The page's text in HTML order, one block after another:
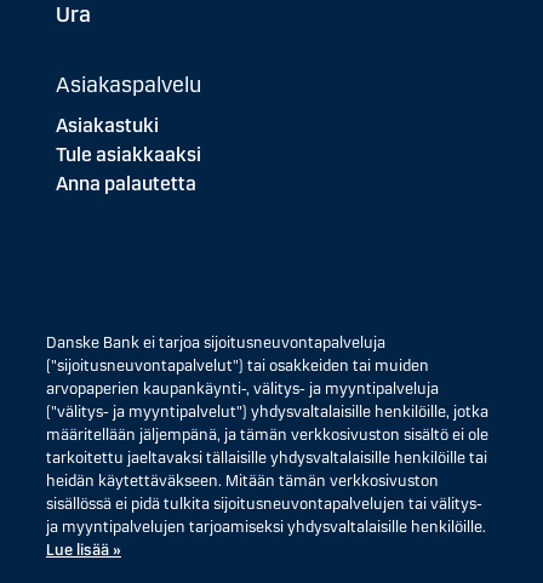
Ura
Asiakaspalvelu
Asiakastuki
Tule asiakkaaksi
Anna palautetta
Danske Bank ei tarjoa sijoitusneuvontapalveluja
("sijoitusneuvontapalvelut") tai osakkeiden tai muiden
arvopaperien kaupankäynti-, välitys- ja myyntipalveluja
("välitys- ja myyntipalvelut") yhdysvaltalaisille henkilöille, jotka
määritellään jäljempänä, ja tämän verkkosivuston sisältö ei ole
tarkoitettu jaeltavaksi tällaisille yhdysvaltalaisille henkilöille tai
heidän käytettäväkseen. Mitään tämän verkkosivuston
sisällössä ei pidä tulkita sijoitusneuvontapalvelujen tai välitys-
ja myyntipalvelujen tarjoamiseksi yhdysvaltalaisille henkilöille.
Lue lisää »